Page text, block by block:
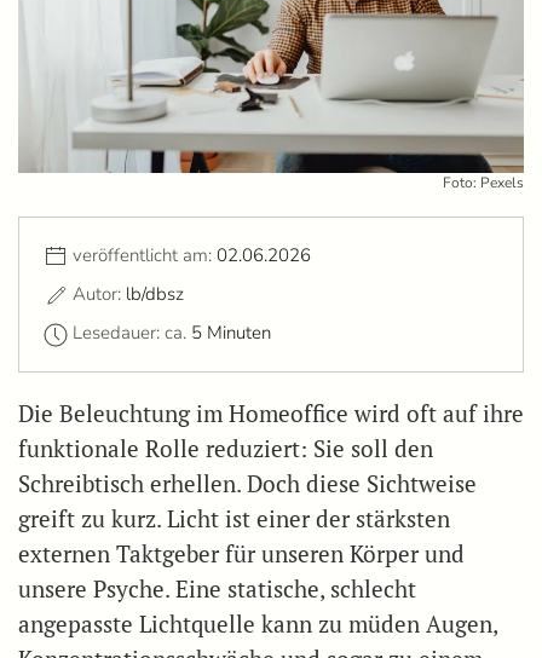
Foto: Pexels
veröffentlicht am: 02.06.2026
Autor: lb/dbsz
Lesedauer: ca. 5 Minuten
Die Beleuchtung im Homeoffice wird oft auf ihre
funktionale Rolle reduziert: Sie soll den
Schreibtisch erhellen. Doch diese Sichtweise
greift zu kurz. Licht ist einer der stärksten
externen Taktgeber für unseren Körper und
unsere Psyche. Eine statische, schlecht
angepasste Lichtquelle kann zu müden Augen,